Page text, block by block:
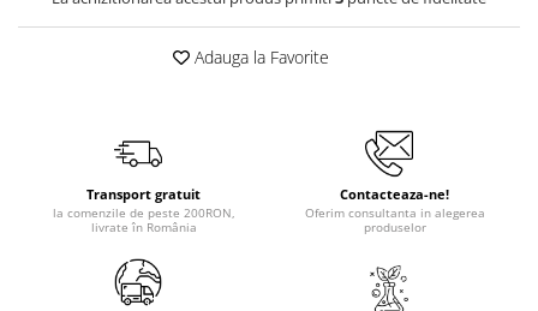
Adauga la Favorite
Transport gratuit
la comenzile de peste 200RON,
livrate în România
Contacteaza-ne!
Oferim consultanta in alegerea
produselor